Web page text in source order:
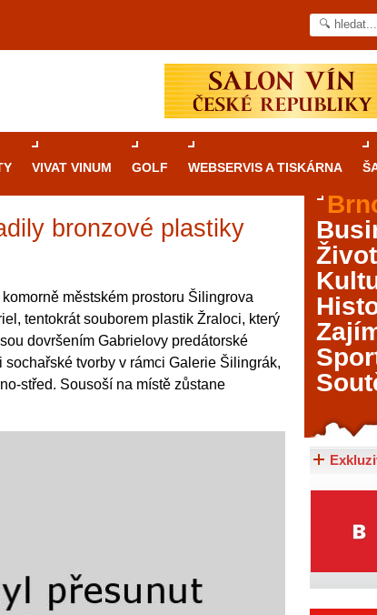
VIVAT VINUM GOLF WEBSERVIS A TISKÁRNA
bronzové plastiky
městském prostoru Šilingrova
tentokrát souborem plastik Žraloci, který
dovršením Gabrielovy predátorské
tvorby v rámci Galerie Šilingrák,
střed. Sousoší na místě zůstane
kasinovými hrami v Brně: Od
je městem známým pro zajímavé památky, skvělé
divadla a univerzity. Mimo jiné je ale také
kde si můžete legálně a bezpečně vyzkoušet
kasinové hry. V neustále kvetoucí moravské
naleznete širokou nabídku her od klasické
až po moderní automaty jak pro pravidelné